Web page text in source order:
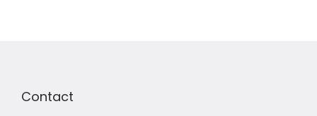
Contact